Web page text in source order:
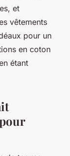
et
vêtements
pour un
en coton
étant